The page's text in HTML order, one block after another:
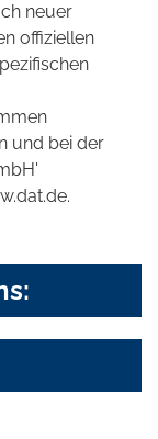
neuer
offiziellen
und bei der